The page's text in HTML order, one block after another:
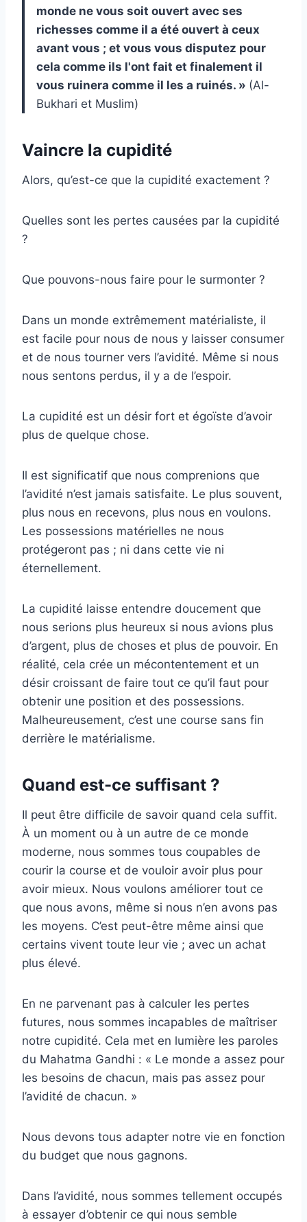
monde ne vous soit ouvert avec ses
richesses comme il a été ouvert à ceux
avant vous ; et vous vous disputez pour
cela comme ils l'ont fait et finalement il
vous ruinera comme il les a ruinés. » (Al-
Bukhari et Muslim)
Vaincre la cupidité
Alors, qu’est-ce que la cupidité exactement ?
Quelles sont les pertes causées par la cupidité
?
Que pouvons-nous faire pour le surmonter ?
Dans un monde extrêmement matérialiste, il
est facile pour nous de nous y laisser consumer
et de nous tourner vers l’avidité. Même si nous
nous sentons perdus, il y a de l’espoir.
La cupidité est un désir fort et égoïste d’avoir
plus de quelque chose.
Il est significatif que nous comprenions que
l’avidité n’est jamais satisfaite. Le plus souvent,
plus nous en recevons, plus nous en voulons.
Les possessions matérielles ne nous
protégeront pas ; ni dans cette vie ni
éternellement.
La cupidité laisse entendre doucement que
nous serions plus heureux si nous avions plus
d’argent, plus de choses et plus de pouvoir. En
réalité, cela crée un mécontentement et un
désir croissant de faire tout ce qu’il faut pour
obtenir une position et des possessions.
Malheureusement, c’est une course sans fin
derrière le matérialisme.
Quand est-ce suffisant ?
Il peut être difficile de savoir quand cela suffit.
À un moment ou à un autre de ce monde
moderne, nous sommes tous coupables de
courir la course et de vouloir avoir plus pour
avoir mieux. Nous voulons améliorer tout ce
que nous avons, même si nous n’en avons pas
les moyens. C’est peut-être même ainsi que
certains vivent toute leur vie ; avec un achat
plus élevé.
En ne parvenant pas à calculer les pertes
futures, nous sommes incapables de maîtriser
notre cupidité. Cela met en lumière les paroles
du Mahatma Gandhi : « Le monde a assez pour
les besoins de chacun, mais pas assez pour
l’avidité de chacun. »
Nous devons tous adapter notre vie en fonction
du budget que nous gagnons.
Dans l’avidité, nous sommes tellement occupés
à essayer d’obtenir ce qui nous semble